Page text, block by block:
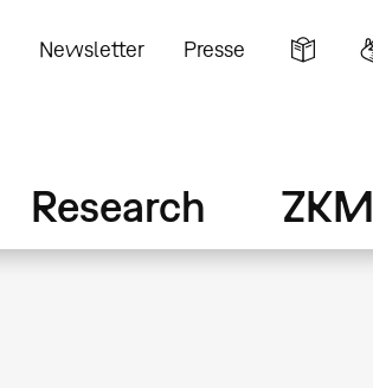
Newsletter Presse
Research ZKM